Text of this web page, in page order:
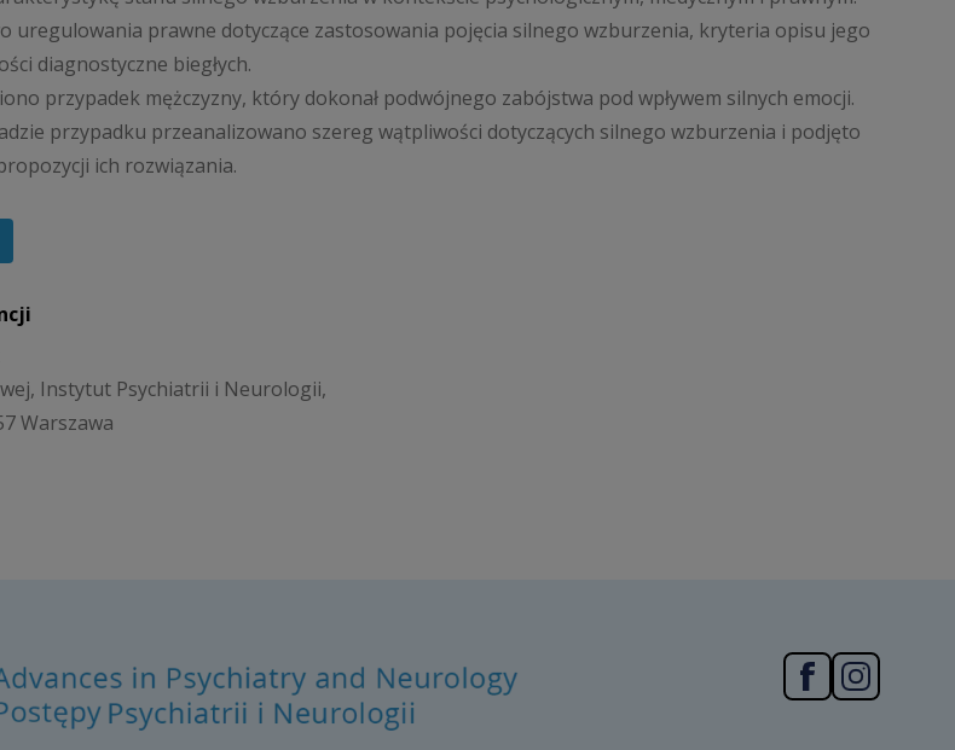
uregulowania prawne dotyczące zastosowania pojęcia silnego wzburzenia, kryteria opisu jego
diagnostyczne biegłych.
przypadek mężczyzny, który dokonał podwójnego zabójstwa pod wpływem silnych emocji.
przypadku przeanalizowano szereg wątpliwości dotyczących silnego wzburzenia i podjęto
ich rozwiązania.
Instytut Psychiatrii i Neurologii,
Warszawa